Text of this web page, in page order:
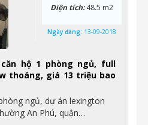
hộ 1 phòng ngủ, full
thoáng, giá 13 triệu bao
ngủ, dự án lexington
An Phú, quận…
Diện tích:48.5 m2
Ngày đăng: 13-09-2018